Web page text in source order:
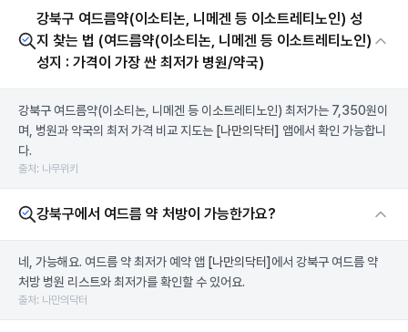
강북구 여드름약(이소티논, 니메겐 등 이소트레티노인) 성
지 찾는 법 (여드름약(이소티논, 니메겐 등 이소트레티노인)
성지 : 가격이 가장 싼 최저가 병원/약국)
강북구 여드름약(이소티논, 니메겐 등 이소트레티노인) 최저가는 7,350원이
며, 병원과 약국의 최저 가격 비교 지도는 [나만의닥터] 앱에서 확인 가능합니
다.
출처: 나무위키
강북구에서 여드름 약 처방이 가능한가요?
네, 가능해요. 여드름 약 최저가 예약 앱 [나만의닥터] 에서 강북구 여드름 약
처방 병원 리스트와 최저가를 확인할 수 있어요.
출처: 나만의닥터